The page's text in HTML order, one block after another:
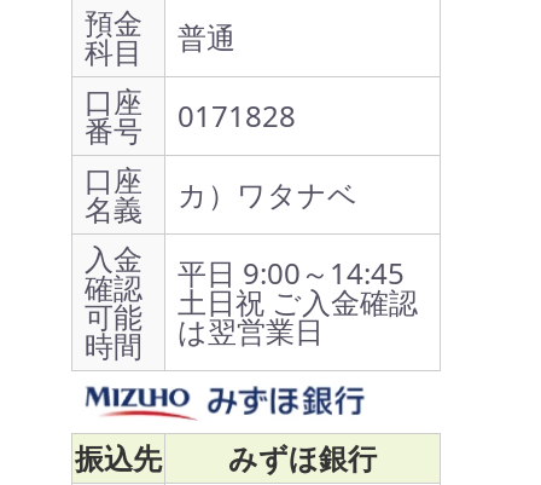
預金
科目
普通
口座
番号
0171828
口座
名義
カ）ワタナベ
入金
確認
可能
時間
平日 9:00～14:45
土日祝 ご入金確認
は翌営業日
振込先
みずほ銀行